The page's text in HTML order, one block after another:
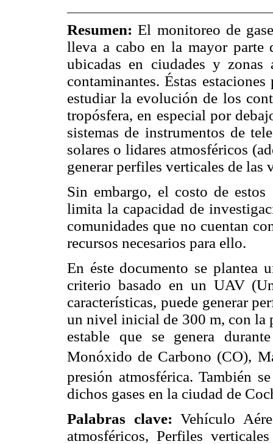
Resumen:El monitoreo de
lleva a cabo en la mayor parte
ubicadas en ciudades y
contaminantes. Éstas
estudiar la evolución de los
tropósfera, en especial por
sistemas de instrumentos de
solares o lidares atmosféricos
generar perfiles verticales de las
Sin embargo, el costo de
limita la capacidad de
comunidades que no cuentan
recursos necesarios para ello.
En éste documento se plantea
criterio basado en un UAV
características, puede generar
un nivel inicial de 300 m, con la
estable que se genera
Monóxido de Carbono (CO),
presión atmosférica. También
dichos gases en la ciudad de
Palabras clave:Vehículo
atmosféricos, Perfiles